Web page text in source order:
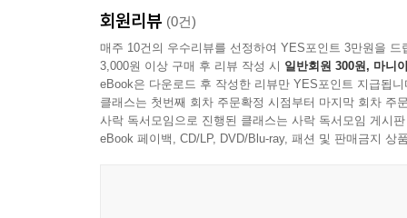
이 만 재(leepro 2%) 118
2. 화실과 어린 시절 미술대회 125
3. 중학교, 처음 큰 그림을 그리다 126
4. 사춘기의 방황, 그리고 풀무농고 128
5. 서울, 애니메이터로 살던 시간 129
회원리뷰 (0건)
매주 10건의 우수리뷰를 선정하여 YES포인트 3만원을 드
3,000원 이상 구매 후 리뷰 작성 시 일반회원 300원, 마니
eBook은 다운로드 후 작성한 리뷰만 YES포인트 지급됩니
클래스는 첫번째 회차 주문확정 시점부터 마지막 회차 주
사락 독서모임으로 진행된 클래스는 사락 독서모임 게시
eBook 페이백, CD/LP, DVD/Blu-ray, 패션 및 판매금지 상